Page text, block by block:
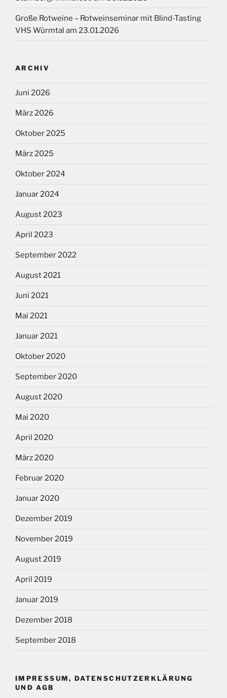
Große Rotweine – Rotweinseminar mit Blind-Tasting
VHS Würmtal am 23.01.2026
ARCHIV
Juni 2026
März 2026
Oktober 2025
März 2025
Oktober 2024
Januar 2024
August 2023
April 2023
September 2022
August 2021
Juni 2021
Mai 2021
Januar 2021
Oktober 2020
September 2020
August 2020
Mai 2020
April 2020
März 2020
Februar 2020
Januar 2020
Dezember 2019
November 2019
August 2019
April 2019
Januar 2019
Dezember 2018
September 2018
IMPRESSUM, DATENSCHUTZERKLÄRUNG
UND AGB